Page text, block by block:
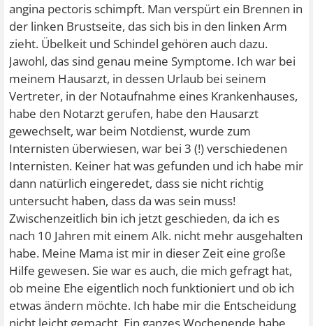
angina pectoris schimpft. Man verspürt ein Brennen in
der linken Brustseite, das sich bis in den linken Arm
zieht. Übelkeit und Schindel gehören auch dazu.
Jawohl, das sind genau meine Symptome. Ich war bei
meinem Hausarzt, in dessen Urlaub bei seinem
Vertreter, in der Notaufnahme eines Krankenhauses,
habe den Notarzt gerufen, habe den Hausarzt
gewechselt, war beim Notdienst, wurde zum
Internisten überwiesen, war bei 3 (!) verschiedenen
Internisten. Keiner hat was gefunden und ich habe mir
dann natürlich eingeredet, dass sie nicht richtig
untersucht haben, dass da was sein muss!
Zwischenzeitlich bin ich jetzt geschieden, da ich es
nach 10 Jahren mit einem Alk. nicht mehr ausgehalten
habe. Meine Mama ist mir in dieser Zeit eine große
Hilfe gewesen. Sie war es auch, die mich gefragt hat,
ob meine Ehe eigentlich noch funktioniert und ob ich
etwas ändern möchte. Ich habe mir die Entscheidung